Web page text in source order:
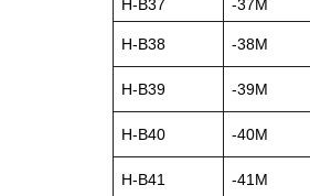
Н-В37
-37М
Н-В38 -38М
Н-В39 -39М
Н-В40 -40М
Н-В41 -41М